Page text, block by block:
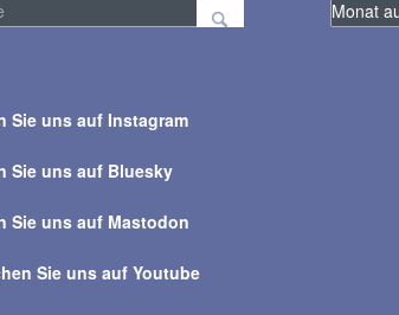
Sie uns auf Instagram
Sie uns auf Bluesky
Sie uns auf Mastodon
Sie uns auf Youtube